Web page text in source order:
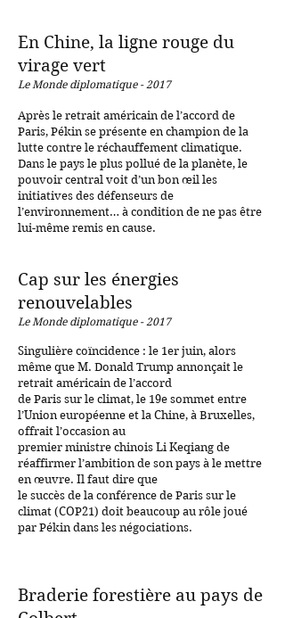
En Chine, la ligne rouge du
virage vert
Le Monde diplomatique - 2017
Après le retrait américain de l’accord de
Paris, Pékin se présente en champion de la
lutte contre le réchauffement climatique.
Dans le pays le plus pollué de la planète, le
pouvoir central voit d’un bon œil les
initiatives des défenseurs de
l’environnement… à condition de ne pas être
lui-même remis en cause.
Cap sur les énergies
renouvelables
Le Monde diplomatique - 2017
Singulière coïncidence : le 1er juin, alors
même que M. Donald Trump annonçait le
retrait américain de l’accord
de Paris sur le climat, le 19e sommet entre
l’Union européenne et la Chine, à Bruxelles,
offrait l’occasion au
premier ministre chinois Li Keqiang de
réaffirmer l’ambition de son pays à le mettre
en œuvre. Il faut dire que
le succès de la conférence de Paris sur le
climat (COP21) doit beaucoup au rôle joué
par Pékin dans les négociations.
Braderie forestière au pays de